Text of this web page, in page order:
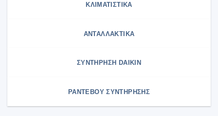
ΚΛΙΜΑΤΙΣΤΙΚΑ
ΑΝΤΑΛΛΑΚΤΙΚΑ
ΣΥΝΤΉΡΗΣΗ DAIKIN
ΡΑΝΤΕΒΟΥ ΣΥΝΤΗΡΗΣΗΣ